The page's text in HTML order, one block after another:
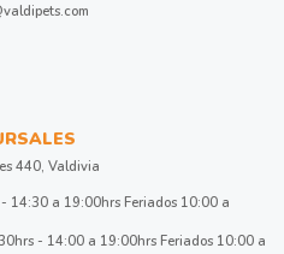
440, Valdivia
14:30 a 19:00hrs Feriados 10:00 a
- 14:00 a 19:00hrs Feriados 10:00 a